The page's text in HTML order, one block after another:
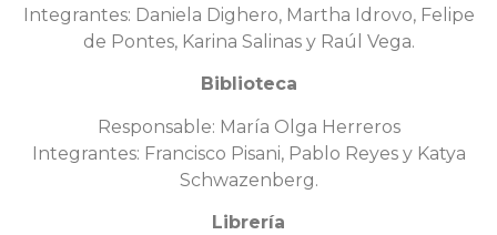
Integrantes: Daniela Dighero, Martha Idrovo, Felipe
de Pontes, Karina Salinas y Raúl Vega.
Biblioteca
Responsable: María Olga Herreros
Integrantes: Francisco Pisani, Pablo Reyes y Katya
Schwazenberg.
Librería